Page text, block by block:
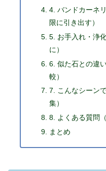
4. バンドカーネ
限に引き出す）
5. お手入れ・浄
に）
6. 似た石との違
較）
7. こんなシーン
集）
8. よくある質問
まとめ